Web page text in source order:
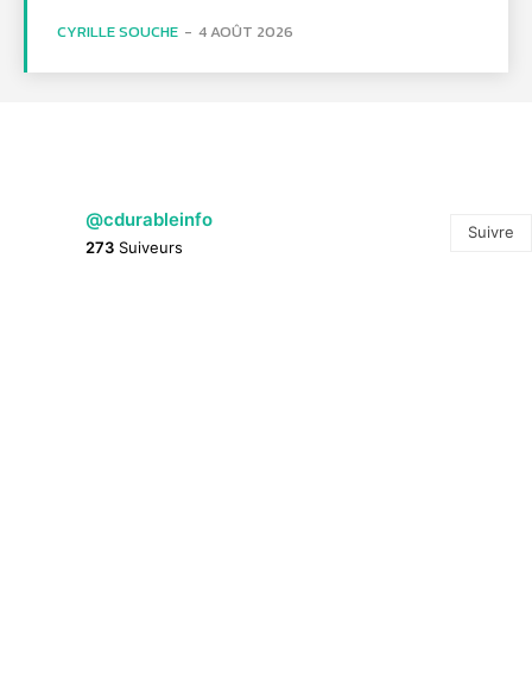
CYRILLE SOUCHE - 4 AOÛT 2026
@cdurableinfo
273 Suiveurs
Suivre